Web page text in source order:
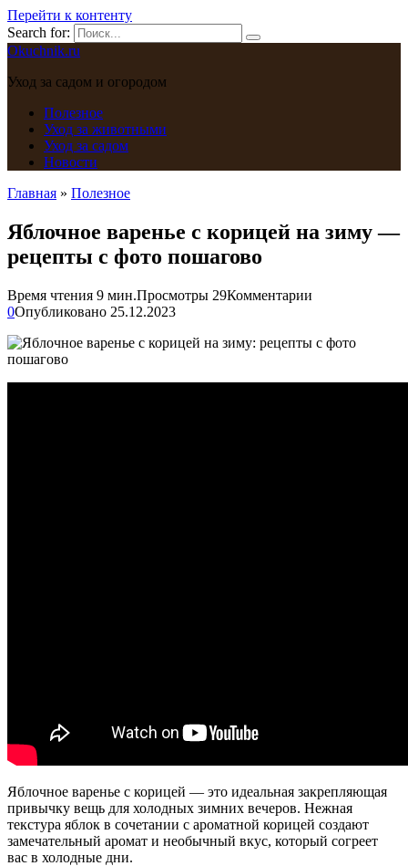
Перейти к контенту
Search for:
Okuchnik.ru
Уход за садом и огородом
Полезное
Уход за животными
Уход за садом
Новости
Главная » Полезное
Яблочное варенье с корицей на зиму —
рецепты с фото пошагово
Время чтения 9 мин.Просмотры 29Комментарии
0Опубликовано 25.12.2023
Яблочное варенье с корицей — это идеальная закрепляющая
привычку вещь для холодных зимних вечеров. Нежная
текстура яблок в сочетании с ароматной корицей создают
замечательный аромат и необычный вкус, который согреет
вас в холодные дни.